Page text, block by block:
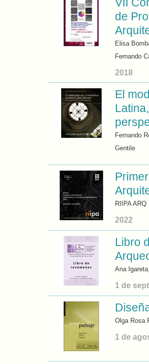
de
Elisa
Fernando
2018
El
Fernando
Gentile
RIIPA ARQ
2022
Libro
Ana
1 de
Olga Rosa
1 de